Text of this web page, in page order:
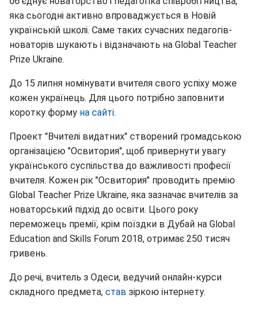
яка сьогодні активно впроваджується в Новій
українській школі. Саме таких сучасних педагогів-
новаторів шукають і відзначають на Global Teacher
Prize Ukraine.
До 15 липня номінувати вчителя свого успіху може
кожен українець. Для цього потрібно заповнити
коротку форму на сайті.
Проект "Вчителі видатних" створений громадською
організацією "Освитория", щоб привернути увагу
українського суспільства до важливості професії
вчителя. Кожен рік "Освитория" проводить премію
Global Teacher Prize Ukraine, яка зазначає вчителів за
новаторський підхід до освіти. Цього року
переможець премії, крім поїздки в Дубай на Global
Education and Skills Forum 2018, отримає 250 тисяч
гривень.
До речі, вчитель з Одеси, ведучий онлайн-курси
складного предмета, став зіркою інтернету.